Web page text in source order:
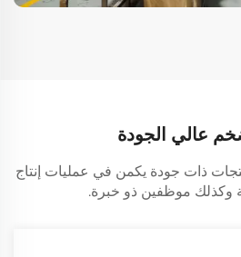
عالي الجودة
ذات جودة يكمن في عمليات إنتاج
وكذلك موظفين ذو خبرة.